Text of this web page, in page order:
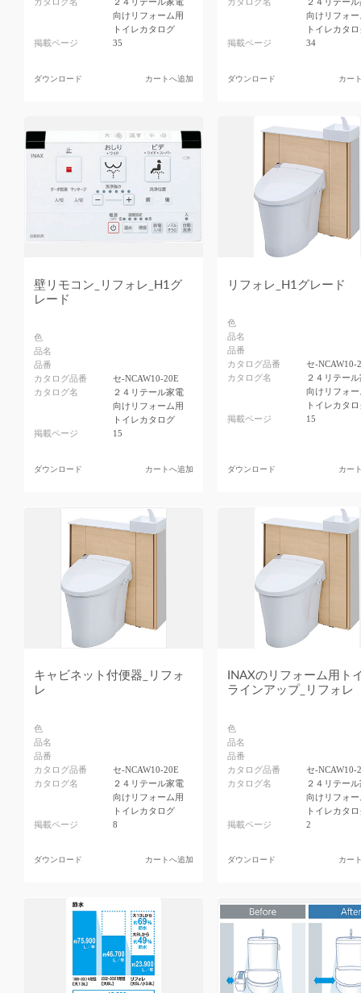
向けリフォーム用
トイレカタログ
掲載ページ
35
ダウンロード カートへ追加
向けリフォ
トイレカタ
掲載ページ
34
ダウンロード カー
壁リモコン_リフォレ_H1グ
レード
色
品名
品番
カタログ品番
セ-NCAW10-20E
カタログ名
２４リテール家電
向けリフォーム用
トイレカタログ
掲載ページ
15
ダウンロード カートへ追加
リフォレ_H1グレード
色
品名
品番
カタログ品番
セ-NCAW10-
カタログ名
２４リテー
向けリフォ
トイレカタ
掲載ページ
15
ダウンロード カー
キャビネット付便器_リフォ
レ
色
品名
品番
カタログ品番
セ-NCAW10-20E
カタログ名
２４リテール家電
向けリフォーム用
トイレカタログ
掲載ページ
8
ダウンロード カートへ追加
INAXのリフォーム用ト
ラインアップ_リフォレ
色
品名
品番
カタログ品番
セ-NCAW10-
カタログ名
２４リテー
向けリフォ
トイレカタ
掲載ページ
2
ダウンロード カー